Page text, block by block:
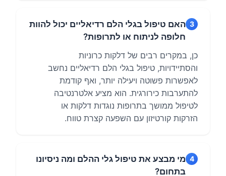
3 האם טיפול בגלי הלם רדיאליים יכול להוות
חלופה לניתוח או לתרופות?
כן, במקרים רבים של דלקות כרוניות
והסתיידויות, טיפול בגלי הלם רדיאליים נחשב
לאפשרות פשוטה ויעילה יותר, ואף קודמת
להתערבות כירורגית. הוא מציע אלטרנטיבה
לטיפול ממושך בתרופות נוגדות דלקות או
הזרקות קורטיזון עם השפעה קצרת טווח.
4 מי מבצע את טיפול גלי ההלם ומה ניסיונו
בתחום?